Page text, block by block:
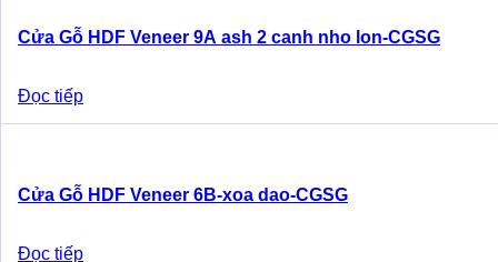
Cửa Gỗ HDF Veneer 9A ash 2 canh nho lon-CGSG
Đọc tiếp
Cửa Gỗ HDF Veneer 6B-xoa dao-CGSG
Đọc tiếp